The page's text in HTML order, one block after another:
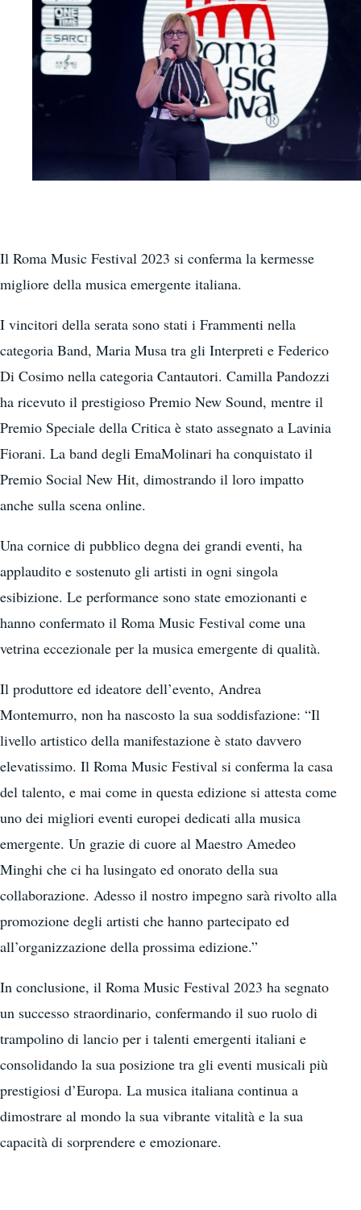
Il Roma Music Festival 2023 si conferma la kermesse
migliore della musica emergente italiana.
I vincitori della serata sono stati i Frammenti nella
categoria Band, Maria Musa tra gli Interpreti e Federico
Di Cosimo nella categoria Cantautori. Camilla Pandozzi
ha ricevuto il prestigioso Premio New Sound, mentre il
Premio Speciale della Critica è stato assegnato a Lavinia
Fiorani. La band degli EmaMolinari ha conquistato il
Premio Social New Hit, dimostrando il loro impatto
anche sulla scena online.
Una cornice di pubblico degna dei grandi eventi, ha
applaudito e sostenuto gli artisti in ogni singola
esibizione. Le performance sono state emozionanti e
hanno confermato il Roma Music Festival come una
vetrina eccezionale per la musica emergente di qualità.
Il produttore ed ideatore dell’evento, Andrea
Montemurro, non ha nascosto la sua soddisfazione: “Il
livello artistico della manifestazione è stato davvero
elevatissimo. Il Roma Music Festival si conferma la casa
del talento, e mai come in questa edizione si attesta come
uno dei migliori eventi europei dedicati alla musica
emergente. Un grazie di cuore al Maestro Amedeo
Minghi che ci ha lusingato ed onorato della sua
collaborazione. Adesso il nostro impegno sarà rivolto alla
promozione degli artisti che hanno partecipato ed
all’organizzazione della prossima edizione.”
In conclusione, il Roma Music Festival 2023 ha segnato
un successo straordinario, confermando il suo ruolo di
trampolino di lancio per i talenti emergenti italiani e
consolidando la sua posizione tra gli eventi musicali più
prestigiosi d’Europa. La musica italiana continua a
dimostrare al mondo la sua vibrante vitalità e la sua
capacità di sorprendere e emozionare.